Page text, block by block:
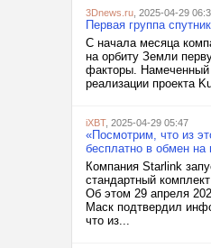
3Dnews.ru , 2025-04-29
Первая группа
С начала месяца
на орбиту Земли
факторы.
реализации проекта
iXBT, 2025-04-29 05:47
«Посмотрим, что из
бесплатно в обмен на
Компания Starlink
стандартный
Об этом 29 апреля
Маск подтвердил
что из...